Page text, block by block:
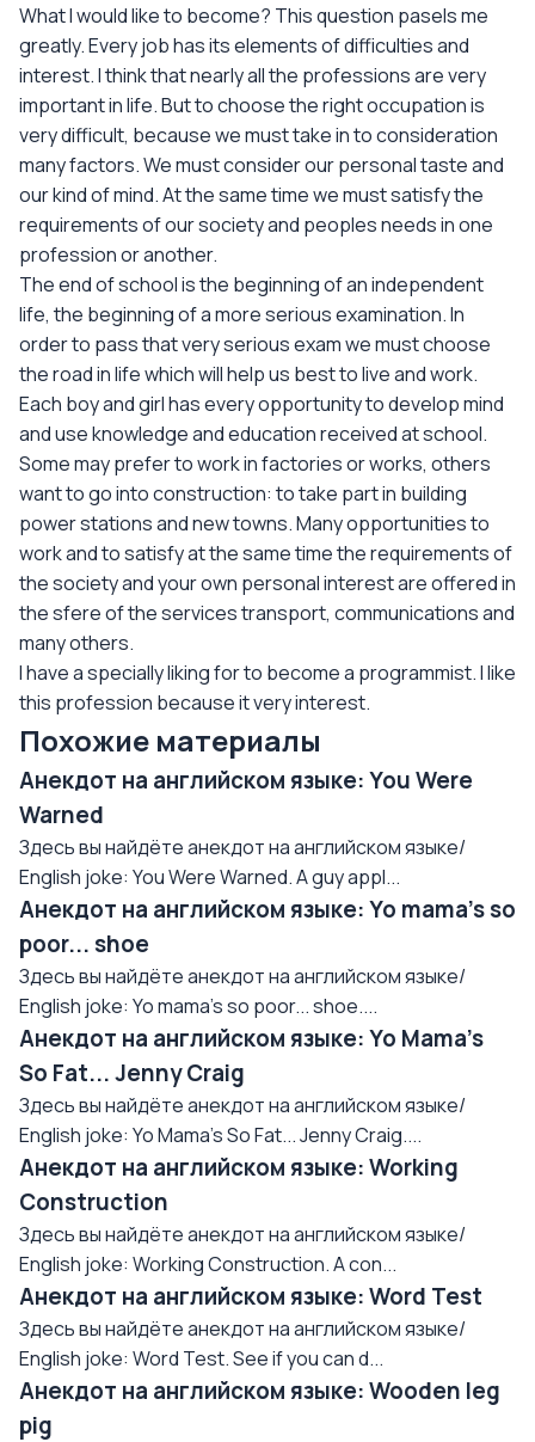
What I would like to become? This question pasels me
greatly. Every job has its elements of difficulties and
interest. I think that nearly all the professions are very
important in life. But to choose the right occupation is
very difficult, because we must take in to consideration
many factors. We must consider our personal taste and
our kind of mind. At the same time we must satisfy the
requirements of our society and peoples needs in one
profession or another.
The end of school is the beginning of an independent
life, the beginning of a more serious examination. In
order to pass that very serious exam we must choose
the road in life which will help us best to live and work.
Each boy and girl has every opportunity to develop mind
and use knowledge and education received at school.
Some may prefer to work in factories or works, others
want to go into construction: to take part in building
power stations and new towns. Many opportunities to
work and to satisfy at the same time the requirements of
the society and your own personal interest are offered in
the sfere of the services transport, communications and
many others.
I have a specially liking for to become a programmist. I like
this profession because it very interest.
Похожие материалы
Анекдот на английском языке: You Were
Warned
Здесь вы найдёте анекдот на английском языке/
English joke: You Were Warned. A guy appl...
Анекдот на английском языке: Yo mama's so
poor... shoe
Здесь вы найдёте анекдот на английском языке/
English joke: Yo mama's so poor... shoe....
Анекдот на английском языке: Yo Mama's
So Fat... Jenny Craig
Здесь вы найдёте анекдот на английском языке/
English joke: Yo Mama's So Fat... Jenny Craig....
Анекдот на английском языке: Working
Construction
Здесь вы найдёте анекдот на английском языке/
English joke: Working Construction. A con...
Анекдот на английском языке: Word Test
Здесь вы найдёте анекдот на английском языке/
English joke: Word Test. See if you can d...
Анекдот на английском языке: Wooden leg
pig